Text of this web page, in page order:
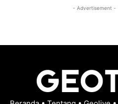
- Advertisement -